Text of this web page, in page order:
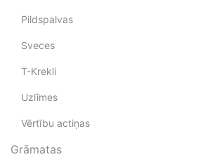
Pildspalvas
Sveces
T-Krekli
Uzlīmes
Vērtību actiņas
Grāmatas